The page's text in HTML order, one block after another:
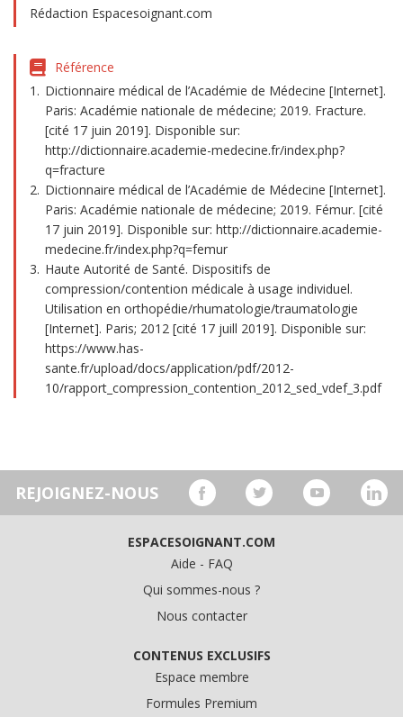
Rédaction Espacesoignant.com
Référence
Dictionnaire médical de l’Académie de Médecine [Internet].
Paris: Académie nationale de médecine; 2019. Fracture.
[cité 17 juin 2019]. Disponible sur:
http://dictionnaire.academie-medecine.fr/index.php?
q=fracture
Dictionnaire médical de l’Académie de Médecine [Internet].
Paris: Académie nationale de médecine; 2019. Fémur. [cité
17 juin 2019]. Disponible sur: http://dictionnaire.academie-
medecine.fr/index.php?q=femur
Haute Autorité de Santé. Dispositifs de
compression/contention médicale à usage individuel.
Utilisation en orthopédie/rhumatologie/traumatologie
[Internet]. Paris; 2012 [cité 17 juill 2019]. Disponible sur:
https://www.has-
sante.fr/upload/docs/application/pdf/2012-
10/rapport_compression_contention_2012_sed_vdef_3.pdf
REJOIGNEZ-NOUS
ESPACESOIGNANT.COM
Aide - FAQ
Qui sommes-nous ?
Nous contacter
CONTENUS EXCLUSIFS
Espace membre
Formules Premium